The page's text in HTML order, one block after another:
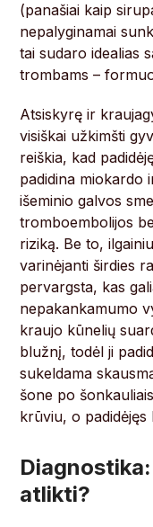
(panašiai kaip
nepalyginamai
tai sudaro idealias
trombams –
Atsiskyrę ir
visiškai užkimšti
reiškia, kad
padidina miokardo
išeminio galvos
tromboembolijos
riziką. Be to,
varinėjanti širdies
pervargsta, kas
nepakankamumo
kraujo kūnelių
blužnį, todėl ji
sukeldama
šone po
krūviu, o padidėjęs
atlikti?